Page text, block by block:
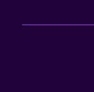
Gratis WLAN